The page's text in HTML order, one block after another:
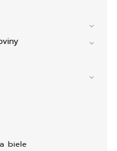
biele